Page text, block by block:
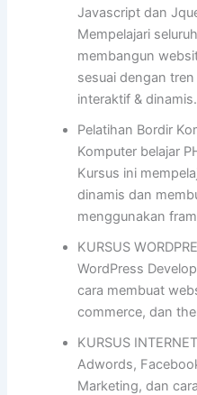
Javascript dan
Mempelajari
membangun
sesuai dengan
interaktif &
Pelatihan Bordir
Komputer belajar
Kursus ini
dinamis dan
menggunakan
KURSUS
WordPress
cara membuat
commerce, dan
KURSUS
Adwords,
Marketing, dan